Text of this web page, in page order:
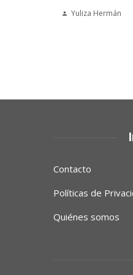
Yuliza Hermán
Contacto
Políticas de
Quiénes somos